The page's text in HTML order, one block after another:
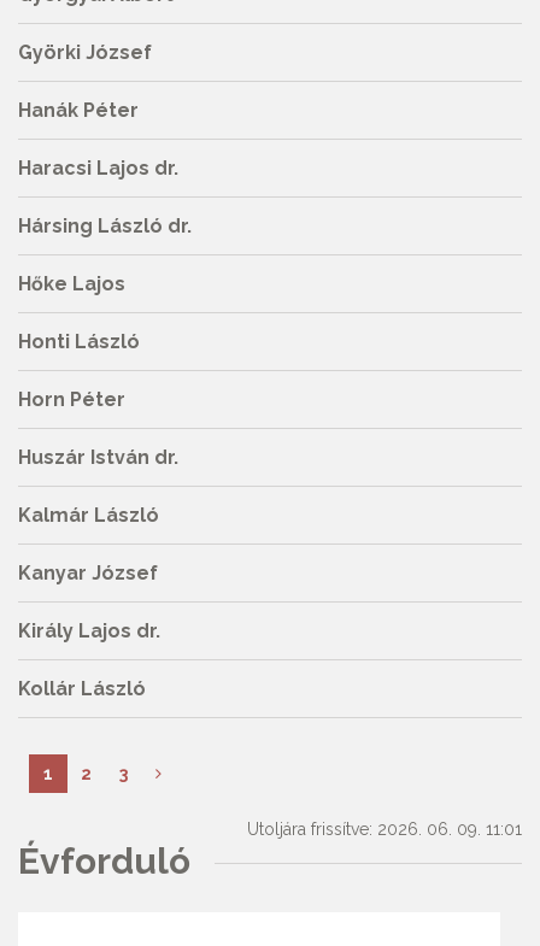
Györki József
Hanák Péter
Haracsi Lajos dr.
Hársing László dr.
Hőke Lajos
Honti László
Horn Péter
Huszár István dr.
Kalmár László
Kanyar József
Király Lajos dr.
Kollár László
1 2 3
Utoljára frissítve: 2026. 06. 09. 11:01
Évforduló